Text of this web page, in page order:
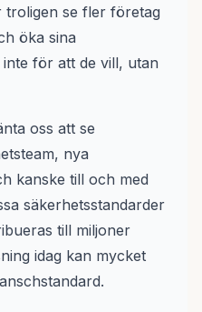
troligen se fler företag
öka sina
för att de vill, utan
oss att se
nya
kanske till och med
säkerhetsstandarder
till miljoner
idag kan mycket